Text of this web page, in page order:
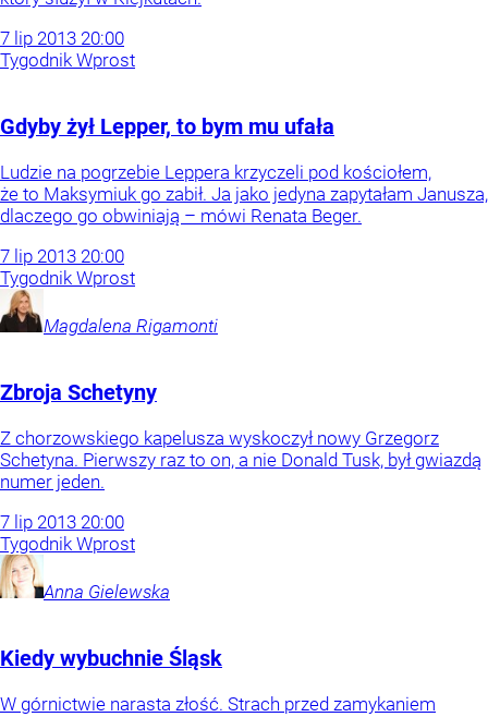
7 lip 2013 20:00
Tygodnik Wprost
Gdyby żył Lepper, to bym mu ufała
Ludzie na pogrzebie Leppera krzyczeli pod kościołem,
że to Maksymiuk go zabił. Ja jako jedyna zapytałam Janusza,
dlaczego go obwiniają – mówi Renata Beger.
7 lip 2013 20:00
Tygodnik Wprost
Magdalena Rigamonti
Zbroja Schetyny
Z chorzowskiego kapelusza wyskoczył nowy Grzegorz
Schetyna. Pierwszy raz to on, a nie Donald Tusk, był gwiazdą
numer jeden.
7 lip 2013 20:00
Tygodnik Wprost
Anna Gielewska
Kiedy wybuchnie Śląsk
W górnictwie narasta złość. Strach przed zamykaniem